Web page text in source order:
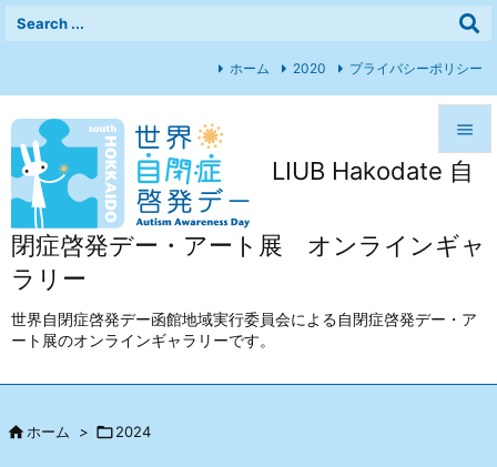
LIUB Hakodate 自
閉症啓発デー・アート展 オンラインギャ
ラリー
世界自閉症啓発デー函館地域実行委員会による自閉症啓発デー・ア
ート展のオンラインギャラリーです。



前へ
次へ
ホーム 2020 プライバシーポリシー
ホーム > 2024